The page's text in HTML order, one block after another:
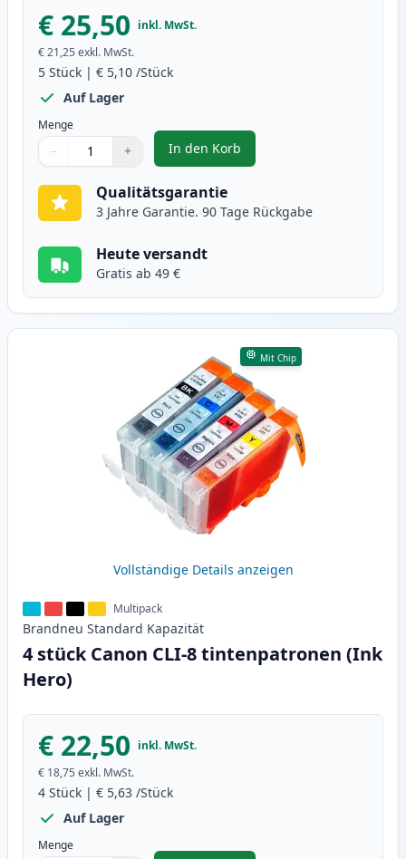
€ 25,50 inkl. MwSt.
€ 21,25 exkl. MwSt.
5 Stück | € 5,10 /Stück
Auf Lager
Menge
Verwenden Sie die Tasten, um anzupassen
− +
1
In den Korb
, 5 stück Canon PGI-5 & CLI-8
Qualitätsgarantie
3 Jahre Garantie. 90 Tage Rückgabe
Heute versandt
Gratis ab 49 €
Mit Chip
Vollständige Details anzeigen
Multipack
Brandneu Standard Kapazität
4 stück Canon CLI-8 tintenpatronen (Ink
Hero)
€ 22,50 inkl. MwSt.
€ 18,75 exkl. MwSt.
4 Stück | € 5,63 /Stück
Auf Lager
Menge